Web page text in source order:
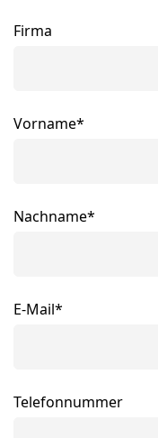
Firma
Vorname*
Nachname*
E-Mail*
Telefonnummer